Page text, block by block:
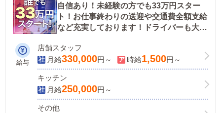
自信あり！未経験の方でも33万円スター
ト！お仕事終わりの送迎や交通費全額支給
など充実しております！ドライバーも大募
給与
店舗スタッフ
月給330,000円～ 時給1,500円～
キッチン
月給250,000円～
その他